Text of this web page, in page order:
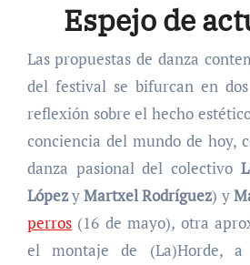
Espejo de
Las propuestas de danza
del festival se bifurcan en
reflexión sobre el hecho
conciencia del mundo de hoy,
danza pasional del colectivo
LópezyMartxel Rodríguez) y
perros(16 de mayo), otra
el montaje de (La)Horde, a